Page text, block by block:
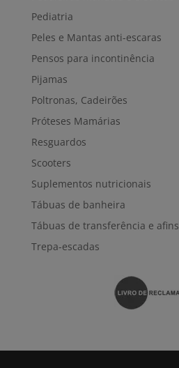
Pediatria
Peles e Mantas anti-escaras
Pensos para incontinência
Pijamas
Poltronas, Cadeirões
Próteses Mamárias
Resguardos
Scooters
Suplementos nutricionais
Tábuas de banheira
Tábuas de transferência e afins
Trepa-escadas